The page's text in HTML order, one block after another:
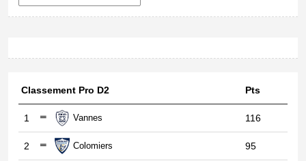
Classement Pro D2 Pts
1 Vannes 116
2 Colomiers 95